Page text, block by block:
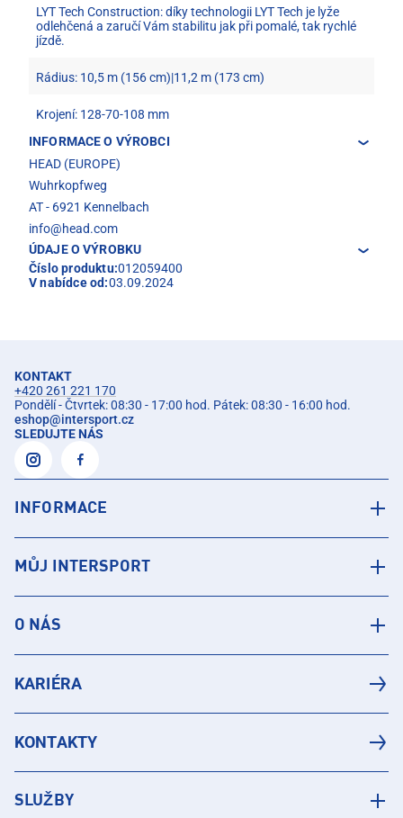
LYT Tech Construction: díky technologii LYT Tech je lyže
odlehčená a zaručí Vám stabilitu jak při pomalé, tak rychlé
jízdě.
Rádius: 10,5 m (156 cm)|11,2 m (173 cm)
Krojení: 128-70-108 mm
INFORMACE O VÝROBCI
HEAD (EUROPE)
Wuhrkopfweg
AT - 6921 Kennelbach
info@head.com
ÚDAJE O VÝROBKU
Číslo produktu:012059400
V nabídce od:03.09.2024
KONTAKT
+420 261 221 170
Pondělí - Čtvrtek: 08:30 - 17:00 hod. Pátek: 08:30 - 16:00 hod.
eshop@intersport.cz
SLEDUJTE NÁS
INFORMACE
MŮJ INTERSPORT
O NÁS
KARIÉRA
KONTAKTY
SLUŽBY